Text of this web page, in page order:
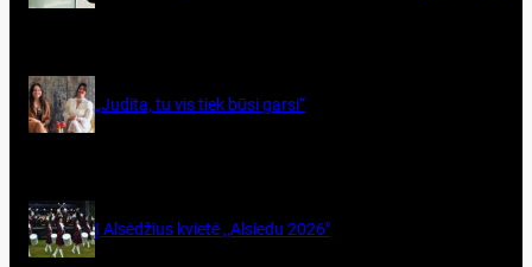
„Judita, tu vis tiek būsi garsi“
Į Alsėdžius kvietė ,,Alsiedu 2026″